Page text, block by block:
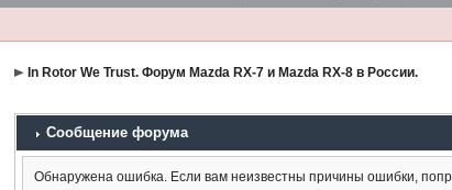
In Rotor We Trust. Форум Mazda RX-7 и Mazda RX-8 в России.
Сообщение форума
Обнаружена ошибка. Если вам неизвестны причины ошибки,